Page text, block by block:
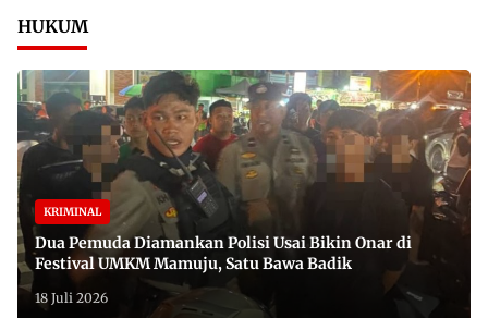
HUKUM
KRIMINAL
Dua Pemuda Diamankan Polisi Usai Bikin Onar di
Festival UMKM Mamuju, Satu Bawa Badik
18 Juli 2026